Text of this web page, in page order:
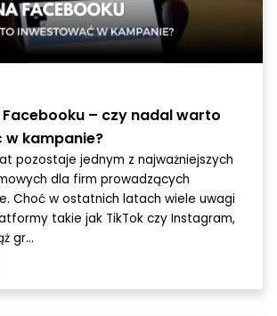
Facebooku – czy nadal warto
kampanie?
pozostaje jednym z najważniejszych
dla firm prowadzących
Choć w ostatnich latach wiele uwagi
takie jak TikTok czy Instagram,
gr...